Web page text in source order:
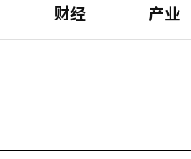
财经 产业